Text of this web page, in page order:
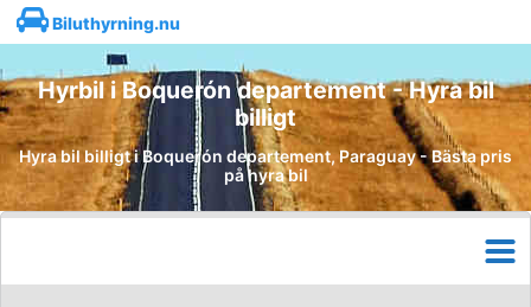
Biluthyrning.nu
Hyrbil i Boquerón departement - Hyra bil
billigt
Hyra bil billigt i Boquerón departement, Paraguay - Bästa pris
på hyra bil